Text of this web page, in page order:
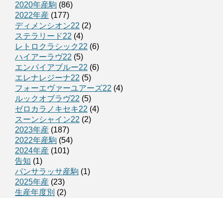
2020年産駒 (86)
2022年産 (177)
ディメンシオン22 (2)
ステラリード22 (4)
レトロクラシック22 (6)
ハイアーラヴ22 (5)
エンパイアブルー22 (6)
エレナレジーナ22 (5)
フォーエヴァーユアーズ22 (4)
ルックオブラヴ22 (5)
ゼロカラノキセキ22 (4)
スーンシャイン22 (2)
2023年産 (187)
2022年産駒 (54)
2024年産 (101)
告知 (1)
パンサラッサ産駒 (1)
2025年産 (23)
生産年度別 (2)